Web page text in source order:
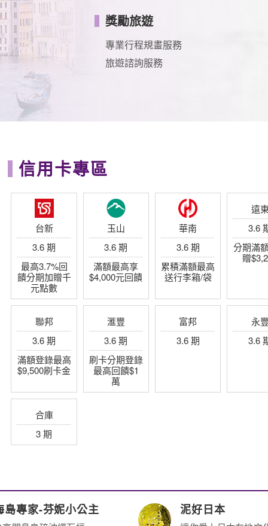
獎勵旅遊
專業行程規畫服務
旅遊諮詢服務
信用卡專區
台新
3.6 期
最高3.7%回
饋分期加贈千
元點數
玉山
3.6 期
滿額最高享
$4,000元回饋
華南
3.6 期
累積滿額最高
送行李箱/袋
遠
3.6
分期滿
贈
聯邦
3.6 期
滿額登錄最高
$9,500刷卡金
滙豐
3.6 期
刷卡分期登錄
最高回饋$1
萬
富邦
3.6 期
永
3.6
合庫
3 期
島專家-芬妮小公主 泥好日本